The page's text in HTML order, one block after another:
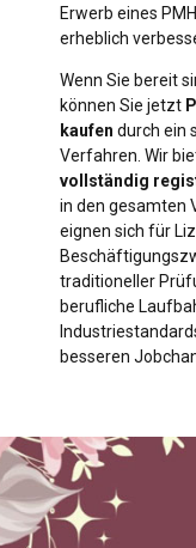
Erwerb eines
erheblich
Wenn Sie bereit
können Sie jetzt
kaufen durch ein
Verfahren. Wir
vollständig
in den gesamten
eignen sich für
traditioneller
berufliche
besseren